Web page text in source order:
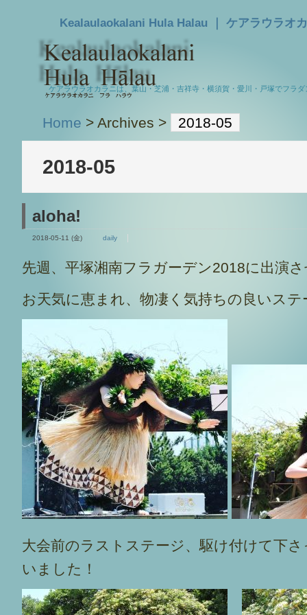
Kealaulaokalani Hula Halau ｜ ケアラウラオ
ケアラウラオカラニは、葉山・芝浦・吉祥寺・横須賀・愛川・戸塚でフラ
Home > Archives > 2018-05
2018-05
aloha!
2018-05-11 (金) daily
先週、平塚湘南フラガーデン2018に出演
お天気に恵まれ、物凄く気持ちの良いス
大会前のラストステージ、駆け付けて下
いました！